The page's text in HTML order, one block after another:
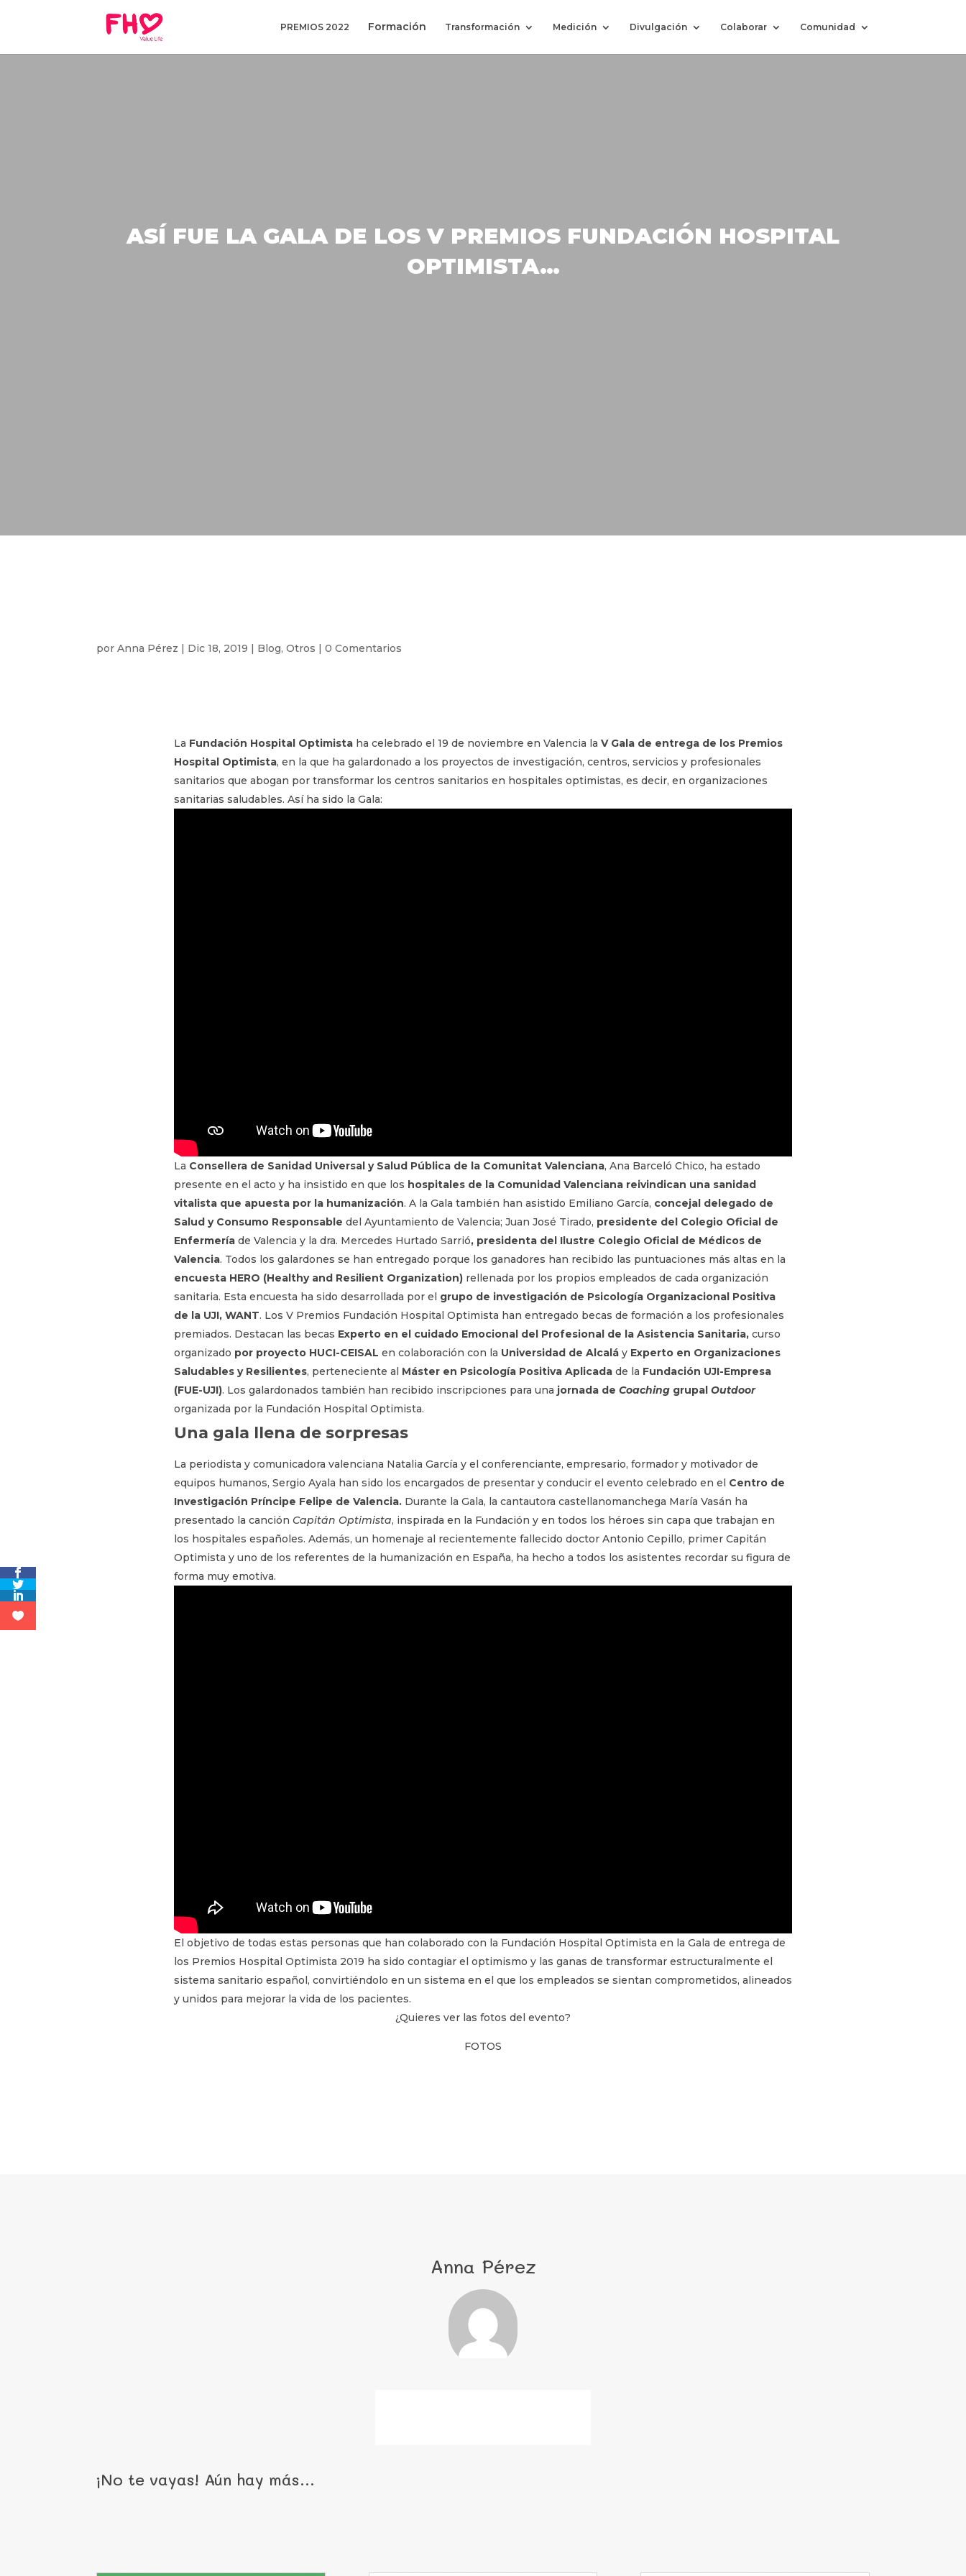
PREMIOS 2022 Formación Transformación Medición Divulgación Colaborar Comunidad
ASÍ FUE LA GALA DE LOS V PREMIOS FUNDACIÓN HOSPITAL
OPTIMISTA…
porAnna Pérez | Dic 18, 2019 | Blog,Otros |0 Comentarios
La Fundación Hospital Optimistaha celebrado el 19 de noviembre en Valencia la V Gala de entrega de los Premios
Hospital Optimista, en la que ha galardonado a los proyectos de investigación, centros, servicios y profesionales
sanitarios que abogan por transformar los centros sanitarios en hospitales optimistas, es decir, en organizaciones
sanitarias saludables. Así ha sido la Gala:
La Consellera de Sanidad Universal y Salud Pública de la Comunitat Valenciana, Ana Barceló Chico, ha estado
presente en el acto y ha insistido en que los hospitales de la Comunidad Valenciana reivindican una sanidad
vitalista que apuesta por la humanización. A la Gala también han asistido Emiliano García, concejal delegado de
Salud y Consumo Responsable del Ayuntamiento de Valencia; Juan José Tirado, presidente del Colegio Oficial de
Enfermeríade Valencia y la dra. Mercedes Hurtado Sarrió, presidenta del Ilustre Colegio Oficial de Médicos de
Valencia. Todos los galardones se han entregado porque los ganadores han recibido las puntuaciones más altas en la
encuesta HERO (Healthy and Resilient Organization)rellenada por los propios empleados de cada organización
sanitaria. Esta encuesta ha sido desarrollada por el grupo de investigación de Psicología Organizacional Positiva
de la UJI, WANT. Los V Premios Fundación Hospital Optimista han entregado becas de formación a los profesionales
premiados. Destacan las becas Experto en el cuidado Emocional del Profesional de la Asistencia Sanitaria,curso
organizado por proyecto HUCI-CEISAL en colaboración con la Universidad de Alcaláy Experto en Organizaciones
Saludables y Resilientes, perteneciente al Máster en Psicología Positiva Aplicadade la Fundación UJI-Empresa
(FUE-UJI). Los galardonados también han recibido inscripciones para una jornada de Coachinggrupal Outdoor
organizada por la Fundación Hospital Optimista.
Una gala llena de sorpresas
La periodista y comunicadora valenciana Natalia García y el conferenciante, empresario, formador y motivador de
equipos humanos, Sergio Ayala han sido los encargados de presentar y conducir el evento celebrado en el Centro de
Investigación Príncipe Felipe de Valencia.Durante la Gala, la cantautora castellanomanchega María Vasán ha
presentado la canción Capitán Optimista, inspirada en la Fundación y en todos los héroes sin capa que trabajan en
los hospitales españoles. Además, un homenaje al recientemente fallecido doctor Antonio Cepillo, primer Capitán
Optimista y uno de los referentes de la humanización en España, ha hecho a todos los asistentes recordar su figura de
forma muy emotiva.
El objetivo de todas estas personas que han colaborado con la Fundación Hospital Optimista en la Gala de entrega de
los Premios Hospital Optimista 2019 ha sido contagiar el optimismo y las ganas de transformar estructuralmente el
sistema sanitario español, convirtiéndolo en un sistema en el que los empleados se sientan comprometidos, alineados
y unidos para mejorar la vida de los pacientes.
¿Quieres ver las fotos del evento?
FOTOS
Anna Pérez
¡No te vayas! Aún hay más…